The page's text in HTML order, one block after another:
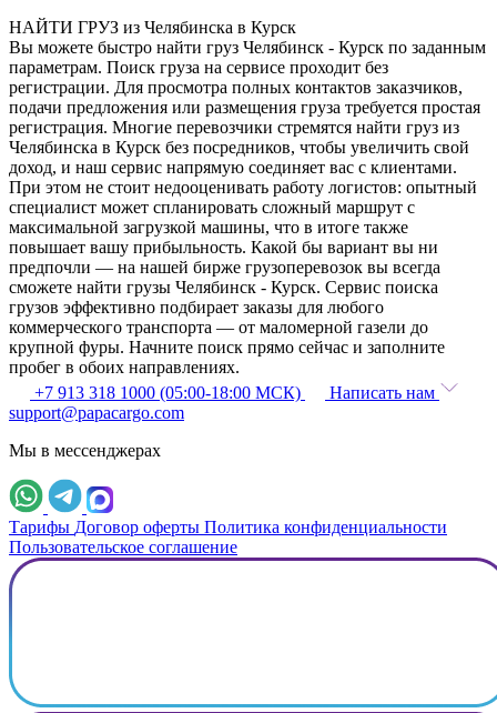
НАЙТИ ГРУЗ из Челябинска в Курск
Вы можете быстро найти груз Челябинск - Курск по заданным
параметрам. Поиск груза на сервисе проходит без
регистрации. Для просмотра полных контактов заказчиков,
подачи предложения или размещения груза требуется простая
регистрация. Многие перевозчики стремятся найти груз из
Челябинска в Курск без посредников, чтобы увеличить свой
доход, и наш сервис напрямую соединяет вас с клиентами.
При этом не стоит недооценивать работу логистов: опытный
специалист может спланировать сложный маршрут с
максимальной загрузкой машины, что в итоге также
повышает вашу прибыльность. Какой бы вариант вы ни
предпочли — на нашей бирже грузоперевозок вы всегда
сможете найти грузы Челябинск - Курск. Сервис поиска
грузов эффективно подбирает заказы для любого
коммерческого транспорта — от маломерной газели до
крупной фуры. Начните поиск прямо сейчас и заполните
пробег в обоих направлениях.
+7 913 318 1000 (05:00-18:00 МСК)
Написать нам
support@papacargo.com
Мы в мессенджерах
Тарифы Договор оферты Политика конфиденциальности
Пользовательское соглашение